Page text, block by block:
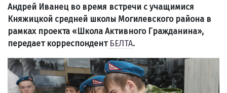
Андрей Иванец во время встречи с учащимися
Княжицкой средней школы Могилевского района в
рамках проекта «Школа Активного Гражданина»,
передает корреспондент БЕЛТА.